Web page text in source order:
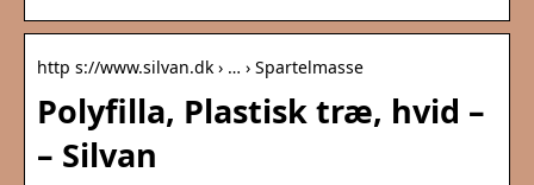
http s://www.silvan.dk › … › Spartelmasse
Polyfilla, Plastisk træ, hvid –
– Silvan